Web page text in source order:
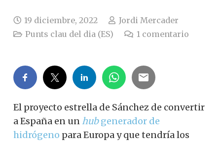
19 diciembre, 2022
Jordi Mercader
Punts clau del dia (ES)
1 comentario
El proyecto estrella de Sánchez de convertir
a España en un hubgenerador de
hidrógeno para Europa y que tendría los